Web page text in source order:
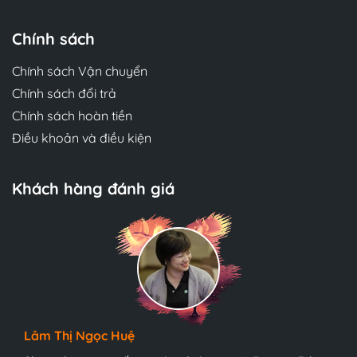
Chính sách
Chính sách Vận chuyển
Chính sách đổi trả
Chính sách hoàn tiền
Điều khoản và điều kiện
Khách hàng đánh giá
Đóng gói cẩn thận, chất lượng in và giấy ok lắm.
Mua sách in lại này cũng không khác sách chính
Lâm Thị Ngọc Huệ
Gia Hân